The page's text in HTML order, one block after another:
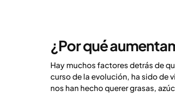
¿Por qué
Hay muchos factores detrás de
curso de la evolución, ha sido de
nos han hecho querer grasas,